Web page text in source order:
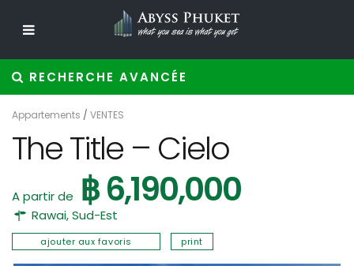
RECHERCHE AVANCÉE
Appartements / VENTES
The Title – Cielo
A partir de ฿ 6,190,000
Rawai,Sud-Est
ajouter aux favoris print